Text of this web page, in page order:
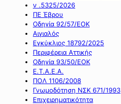
ν .5325/2026
ΠΕ Έβρου
Οδηγία 92/57/ΕΟΚ
Αιγιαλός
Εγκύκλιος 18792/2025
Περιφέρεια Αττικής
Οδηγία 93/50/ΕΟΚ
Ε.Τ.Α.Ε.Α.
ΠΟΛ 1106/2008
Γνωμοδότηση ΝΣΚ 671/1993
Επιχειρηματικότητα